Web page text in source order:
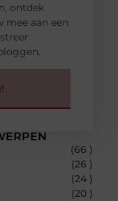
(66 )
(26 )
(24 )
(20 )
ontdek
mee aan een